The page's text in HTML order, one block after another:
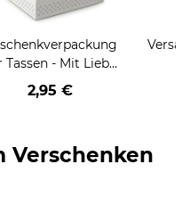
Tassen - Mit Liebe
geschenkt
2,95 €
Verschenken